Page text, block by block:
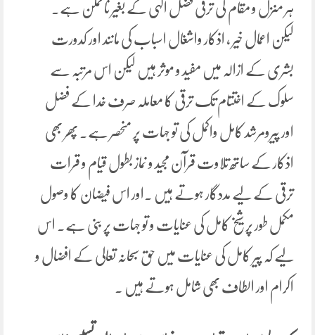
ہر منزل و مقام کی ترقی فضل الہی کے بغیر ناممکن ہے۔
لیکن اعمال خیر ، اذکار واشغال اسباب کی مانند اور کدورت
بشری کے ازالہ میں مفید و موثر ہیں لیکن اس مرتبہ سے
سلوک کے اختتام تک ترقی کا معاملہ صرف خدا کے فضل
اور پیرومرشد کامل واکمل کی تو جہات پر منحصر ہے۔ پھر بھی
اذکار کے ساتھ تلاوت قرآن مجید و نماز بطول قیام و قرات
ترقی کے لیے مددگار ہوتے ہیں ۔اور اس فیضان کا وصول
مکمل طور پر شیخ کامل کی عنایات و تو جہات پر بنی ہے۔ اس
لیے کہ پیر کامل کی عنایات میں حق سبحانہ تعالی کے افضال و
اکرام اور الطاف بھی شامل ہوتے ہیں ۔